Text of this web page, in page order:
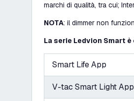
marchi di qualità, tra cui;
NOTA: il dimmer non
La serie Ledvion Smart
Smart Life App
V-tac Smart Light App